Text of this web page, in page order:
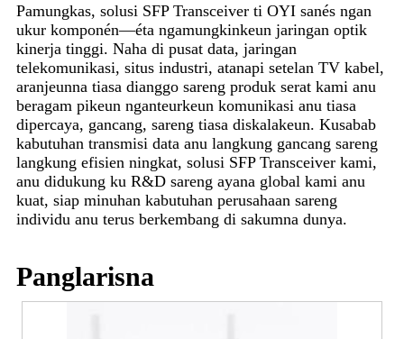
Pamungkas, solusi SFP Transceiver ti OYI sanés ngan
ukur komponén—éta ngamungkinkeun jaringan optik
kinerja tinggi. Naha di pusat data, jaringan
telekomunikasi, situs industri, atanapi setelan TV kabel,
aranjeunna tiasa dianggo sareng produk serat kami anu
beragam pikeun nganteurkeun komunikasi anu tiasa
dipercaya, gancang, sareng tiasa diskalakeun. Kusabab
kabutuhan transmisi data anu langkung gancang sareng
langkung efisien ningkat, solusi SFP Transceiver kami,
anu didukung ku R&D sareng ayana global kami anu
kuat, siap minuhan kabutuhan perusahaan sareng
individu anu terus berkembang di sakumna dunya.
Panglarisna